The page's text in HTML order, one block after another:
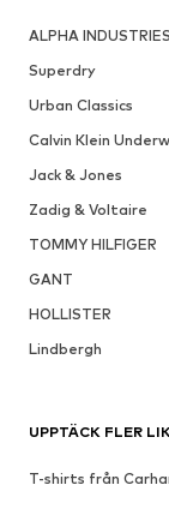
ALPHA INDUSTRIES
Superdry
Urban Classics
Calvin Klein
Jack & Jones
Zadig & Voltaire
TOMMY HILFIGER
GANT
HOLLISTER
Lindbergh
UPPTÄCK FLER
T-shirts från